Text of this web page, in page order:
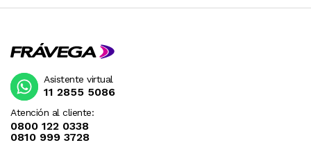
Atención al cliente:
0800 122 0338
0810 999 3728
Asistente virtual
11 2855 5086